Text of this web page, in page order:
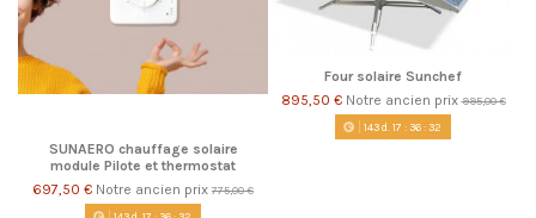
SUNAERO chauffage solaire
module Pilote et thermostat
697,50 € Notre ancien prix 775,00 €
Four solaire Sunchef
895,50 € Notre ancien prix995,00 €
143d. 17 :36:31